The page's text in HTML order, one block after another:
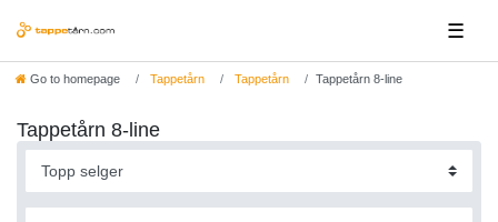
☰
Go to homepage Tappetårn Tappetårn Tappetårn 8-line
Tappetårn 8-line